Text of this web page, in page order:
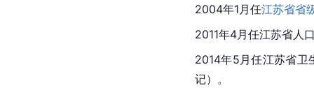
2004年1月任江苏省省
2011年4月任江苏省人
2014年5月任江苏省卫
记）。